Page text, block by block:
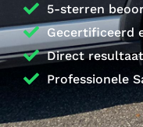
5-sterren
Gecertificeerd
Direct
Professionele